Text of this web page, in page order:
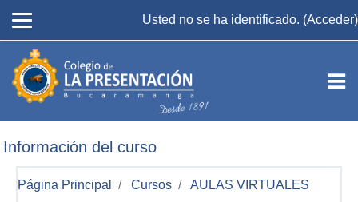
Usted no se ha identificado. (Acceder)
Información del curso
Página Principal Cursos AULAS VIRTUALES